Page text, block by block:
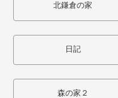
北鎌倉の家
日記
森の家２